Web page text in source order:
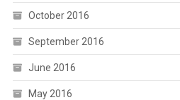
October 2016
September 2016
June 2016
May 2016